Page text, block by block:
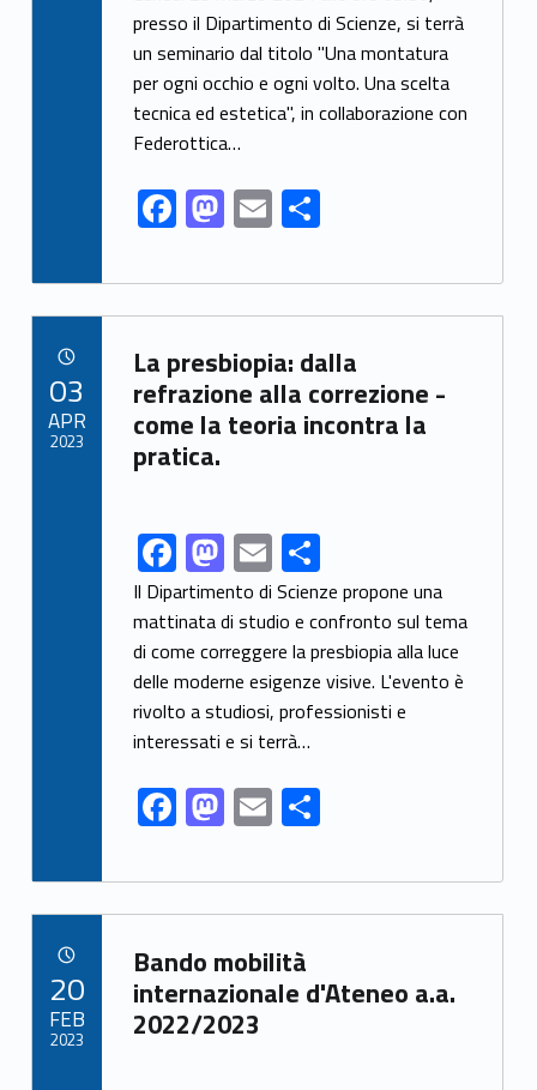
e
b
o
o
k
to
d
o
n
ai
l
ar
e
presso il Dipartimento di Scienze, si terrà
un seminario dal titolo "Una montatura
per ogni occhio e ogni volto. Una scelta
tecnica ed estetica", in collaborazione con
Federottica…
F
ac
e
b
o
o
k
M
as
to
d
o
n
E
m
ai
l
S
h
ar
e
Link identifier archive #link-archive-9145
La presbiopia: dalla
refrazione alla correzione -
come la teoria incontra la
pratica.
Link identifier share facebook archive #share-link-archive-22667F
ac
e
b
o
o
k
M
as
to
d
o
n
E
m
ai
l
S
h
ar
e
Il Dipartimento di Scienze propone una
mattinata di studio e confronto sul tema
di come correggere la presbiopia alla luce
delle moderne esigenze visive. L'evento è
rivolto a studiosi, professionisti e
interessati e si terrà…
F
ac
e
b
o
o
k
M
as
to
d
o
n
E
m
ai
l
S
ar
e
03
APR
2023
Link identifier archive #link-archive-42259
Bando mobilità
internazionale d'Ateneo a.a.
2022/2023
20
FEB
2023